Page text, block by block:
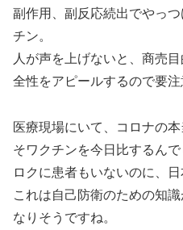
副作用、副反応続出でやっ
チン。
人が声を上げないと、商売
全性をアピールするので要注
医療現場にいて、コロナの
そワクチンを今日比するんで
ロクに患者もいないのに、日
これは自己防衛のための知
なりそうですね。